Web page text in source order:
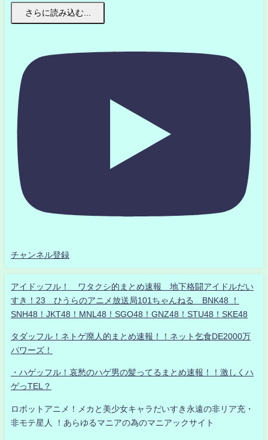
さらに読み込む...
チャンネル登録
アイドッフル！ ワタクシ的まとめ速報 地下格闘アイドルだい
すき！23 ひうらのアニメ放送局101ちゃんねる BNK48 ！
SNH48！JKT48！MNL48！SGO48！GNZ48！STU48！SKE48
タダッフル！ネトゲ廃人的まとめ速報！！ネット乞食DE2000万
パワーズ！
・ハゲッフル！哀愁のハゲ男の髪ってるまとめ速報！！激しくハ
ゲっTEL？
ロボットアニメ！メカと美少女キャラだいすき永遠の非リア充・
非モテ星人 ！あらゆるマニアの為のマニアックサイト